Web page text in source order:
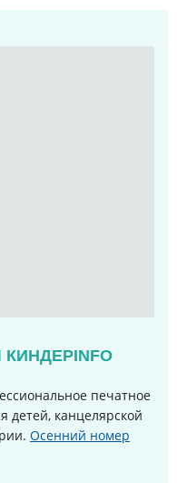
печатное
детей, канцелярской
Осенний номер